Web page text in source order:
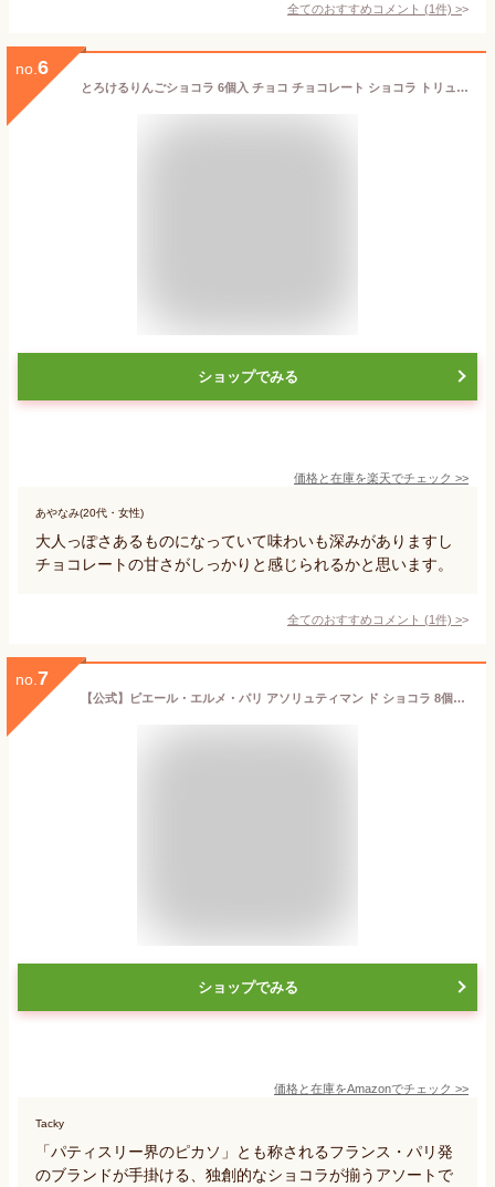
全てのおすすめコメント (1件) >
no. 6
とろけるりんごショコラ 6個入 チョコ チョコレート ショコラ トリュフ 生チョコ 生チョコレート バレンタイン 贈り物 お土産 スイーツ 大人 ギフト プレゼント お取り寄せ りんご アップル 洋菓子 内祝い お礼 結婚祝い 出産祝い 入学祝い 卒業祝い 進学祝い
ショップでみる
価格と在庫を楽天でチェック >>
あやなみ(20代・女性)
大人っぽさあるものになっていて味わいも深みがありますし
チョコレートの甘さがしっかりと感じられるかと思います。
全てのおすすめコメント (1件) >
no. 7
【公式】ピエール・エルメ・パリ アソリュティマン ド ショコラ 8個入り 高級スイーツ チョコレート ギフト 洋菓子 お取り寄せ プレゼント
ショップでみる
価格と在庫をAmazonでチェック >>
Tacky
「パティスリー界のピカソ」とも称されるフランス・パリ発
のブランドが手掛ける、独創的なショコラが揃うアソートで